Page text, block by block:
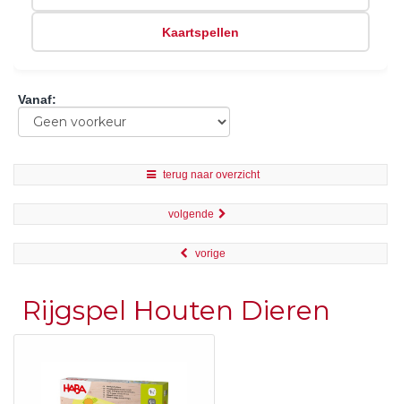
Kaartspellen
Vanaf:
terug naar overzicht
volgende
vorige
Rijgspel Houten Dieren